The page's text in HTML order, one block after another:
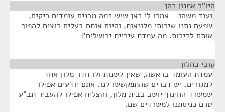
היו"ר אמנון כהן
ועוד משהו – אמרו לי כאן שיש כמה מבנים עומדים ריקים,
שפעם נתנו שירותי מלונאות, והיום אותם בעלים רוצים להפוך
אותם לדירות. מה עמדת עיריית ירושלים?
קובי כחלון
עמדת העומד בראשה, שאין לשנות ולו חדר מלון אחד
למגורים. יש דברים שהתפקששו לנו. אתם יודעים אפילו
שמשרד החינוך יושב בבית מלון, והצליח אפילו להעביר תב"ע
טרם כניסתנו למשרדים שם.